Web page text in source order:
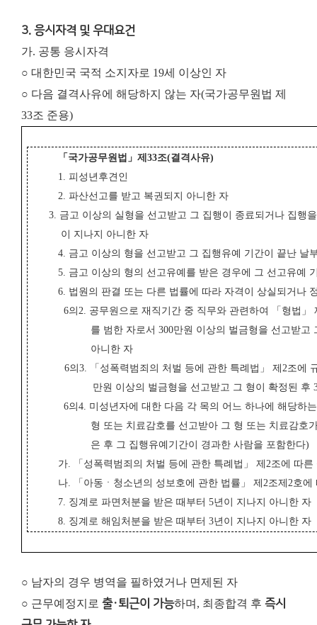
3. 응시자격 및 우대요건
가. 공통 응시자격
○ 대한민국 국적 소지자로 19세 이상인 자
○ 다음 결격사유에 해당하지 않는 자(국가공무원법 제
33조 준용)
「 국가공무원법 」제33조(결격사유)
1. 피성년후견인
2. 파산선고를 받고 복권되지 아니한 자
3. 금고 이상의 실형을 선고받고 그 집행이 종료되거나 집행
이 지나지 아니한 자
4. 금고 이상의 형을 선고받고 그 집행유예 기간이 끝난 날
5. 금고 이상의 형의 선고유예를 받은 경우에 그 선고유예
6. 법원의 판결 또는 다른 법률에 따라 자격이 상실되거나
6의2. 공무원으로 재직기간 중 직무와 관련하여 「형법」
를 범한 자로서 300만원 이상의 벌금형을 선고받고
아니한 자
6의3. 「성폭력범죄의 처벌 등에 관한 특례법」 제2조에
만원 이상의 벌금형을 선고받고 그 형이 확정된 후
6의4. 미성년자에 대한 다음 각 목의 어느 하나에 해당하
형 또는 치료감호를 선고받아 그 형 또는 치료감호
은 후 그 집행유예기간이 경과한 사람을 포함한다)
가. 「성폭력범죄의 처벌 등에 관한 특례법」 제2조에 따른
나. 「아동ㆍ청소년의 성보호에 관한 법률」 제2조제2호
7. 징계로 파면처분을 받은 때부터 5년이 지나지 아니한 자
8. 징계로 해임처분을 받은 때부터 3년이 지나지 아니한 자
○ 남자의 경우 병역을 필하였거나 면제된 자
○ 근무예정지로 출·퇴근이 가능하며, 최종합격 후 즉시